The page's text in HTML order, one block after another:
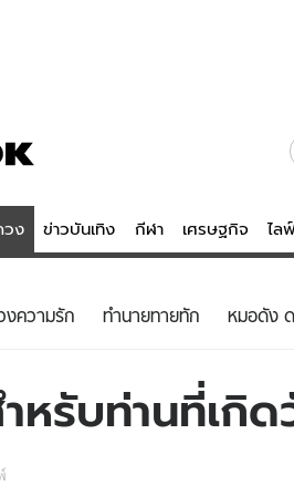
ง ข่าวบันเทิง กีฬา เศรษฐกิจ ไล
ดูดวง - ตรวจหวย
สถิติหวยไทย
งความรัก ทํานายทายทัก หมอดัง
หรับท่านที่เกิ